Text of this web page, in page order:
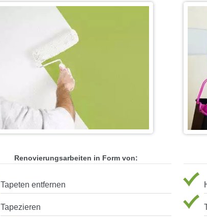
Renovierungsarbeiten in Form von:
Tapeten entfernen
Tapezieren